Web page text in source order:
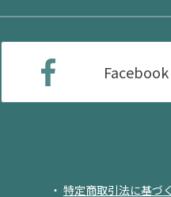
Facebook
特定商取引法に基づ